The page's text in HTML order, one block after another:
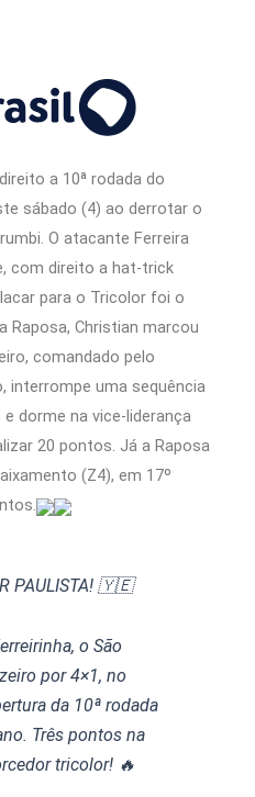
a 10ª rodada do
sábado (4) ao derrotar o
O atacante Ferreira
com direito a hat-trick
para o Tricolor foi o
Raposa, Christian marcou
comandado pelo
interrompe uma sequência
dorme na vice-liderança
20 pontos. Já a Raposa
(Z4), em 17º
PAULISTA! 🇾🇪
o São
por 4×1, no
da 10ª rodada
Três pontos na
tricolor! 🔥